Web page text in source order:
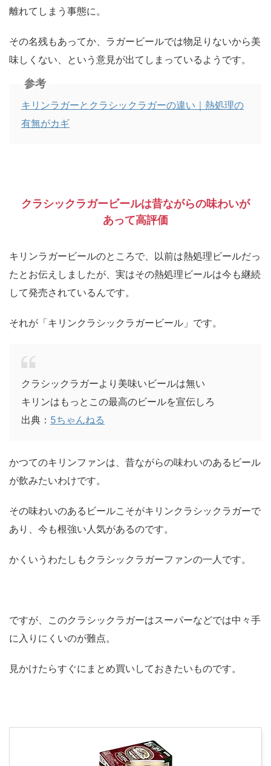
離れてしまう事態に。
その名残もあってか、ラガービールでは物足りないから美
味しくない、という意見が出てしまっているようです。
参考
キリンラガーとクラシックラガーの違い｜熱処理の
有無がカギ
クラシックラガービールは昔ながらの味わいが
あって高評価
キリンラガービールのところで、以前は熱処理ビールだっ
たとお伝えしましたが、実はその熱処理ビールは今も継続
して発売されているんです。
それが「キリンクラシックラガービール」です。
クラシックラガーより美味いビールは無い
キリンはもっとこの最高のビールを宣伝しろ
出典： 5ちゃんねる
かつてのキリンファンは、昔ながらの味わいのあるビール
が飲みたいわけです。
その味わいのあるビールこそがキリンクラシックラガーで
あり、今も根強い人気があるのです。
かくいうわたしもクラシックラガーファンの一人です。
ですが、このクラシックラガーはスーパーなどでは中々手
に入りにくいのが難点。
見かけたらすぐにまとめ買いしておきたいものです。